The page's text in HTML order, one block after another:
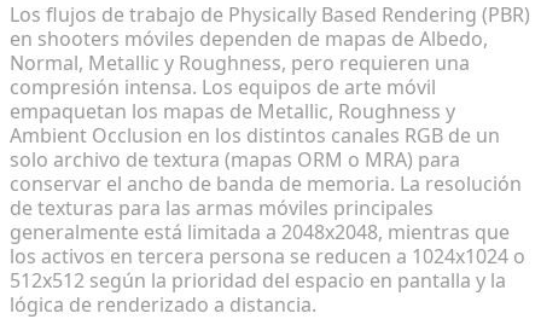
Los flujos de trabajo de Physically Based Rendering (PBR)
en shooters móviles dependen de mapas de Albedo,
Normal, Metallic y Roughness, pero requieren una
compresión intensa. Los equipos de arte móvil
empaquetan los mapas de Metallic, Roughness y
Ambient Occlusion en los distintos canales RGB de un
solo archivo de textura (mapas ORM o MRA) para
conservar el ancho de banda de memoria. La resolución
de texturas para las armas móviles principales
generalmente está limitada a 2048x2048, mientras que
los activos en tercera persona se reducen a 1024x1024 o
512x512 según la prioridad del espacio en pantalla y la
lógica de renderizado a distancia.